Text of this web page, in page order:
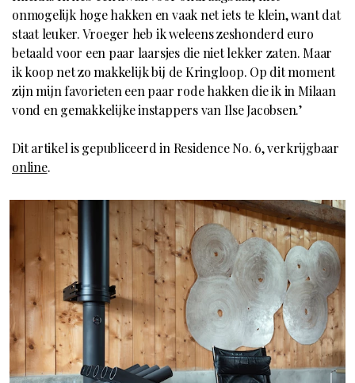
onmogelijk hoge hakken en vaak net iets te klein, want dat
staat leuker. Vroeger heb ik weleens zeshonderd euro
betaald voor een paar laarsjes die niet lekker zaten. Maar
ik koop net zo makkelijk bij de Kringloop. Op dit moment
zijn mijn favorieten een paar rode hakken die ik in Milaan
vond en gemakkelijke instappers van Ilse Jacobsen.’
Dit artikel is gepubliceerd in Residence No. 6, verkrijgbaar
online.